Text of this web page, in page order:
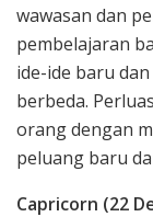
wawasan dan
pembelajaran
ide-ide baru
berbeda.
orang dengan
peluang baru
Capricorn (22